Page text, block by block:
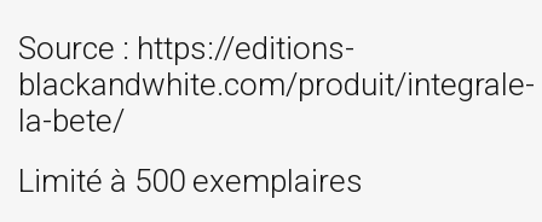
Source : https://editions-
blackandwhite.com/produit/integrale-
la-bete/
Limité à 500 exemplaires